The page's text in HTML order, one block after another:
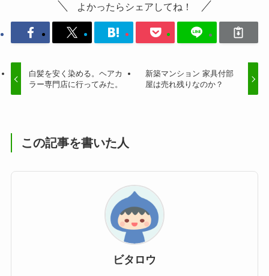
よかったらシェアしてね！
白髪を安く染める。ヘアカ
ラー専門店に行ってみた。
新築マンション 家具付部
屋は売れ残りなのか？
この記事を書いた人
ビタロウ